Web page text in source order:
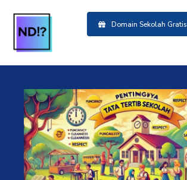
Domain Sekolah Gratis